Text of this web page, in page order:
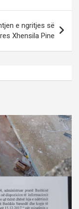
e ngritjes së
Xhensila Pine